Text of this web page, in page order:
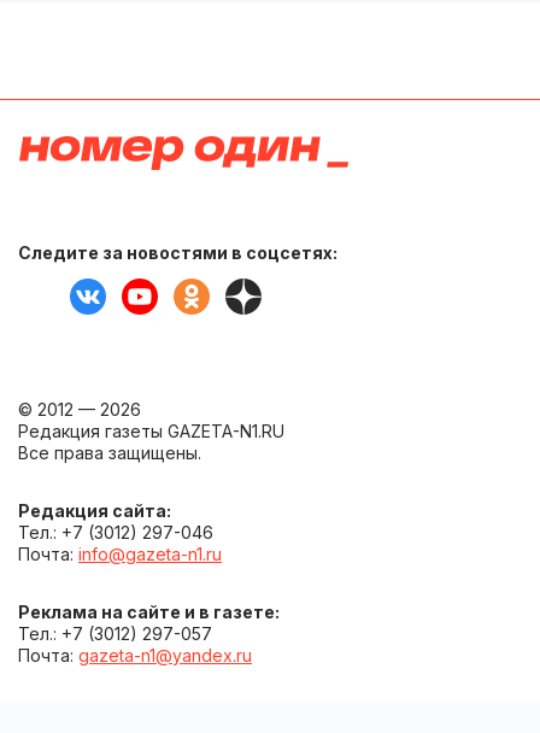
Следите за новостями в соцсетях:
© 2012 — 2026
Редакция газеты GAZETA-N1.RU
Все права защищены.
Редакция сайта:
Тел.: +7 (3012) 297-046
Почта: info@gazeta-n1.ru
Реклама на сайте и в газете:
Тел.: +7 (3012) 297-057
Почта: gazeta-n1@yandex.ru